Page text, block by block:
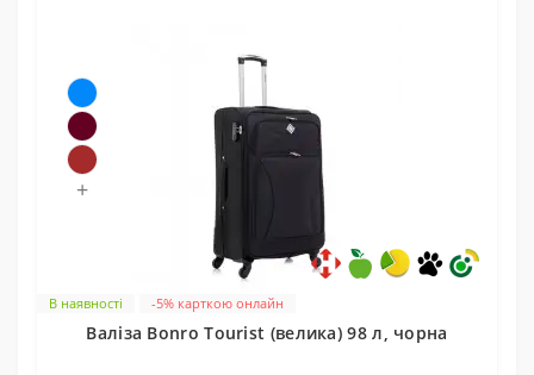
В наявності
+
-5% карткою онлайн
Валіза Bonro Tourist (велика) 98 л, чорна